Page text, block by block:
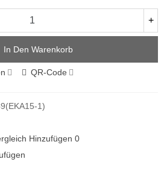
+
In Den Warenkorb
QR-Code
1)
Hinzufügen 0